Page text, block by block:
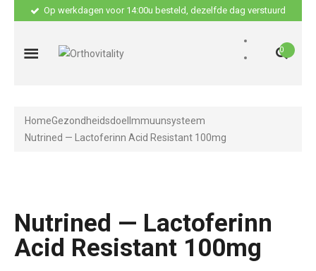
Op werkdagen voor 14:00u besteld, dezelfde dag verstuurd
0
HomeGezondheidsdoel Immuunsysteem
Nutrined — Lactoferinn Acid Resistant 100mg
Nutrined — Lactoferinn
Acid Resistant 100mg